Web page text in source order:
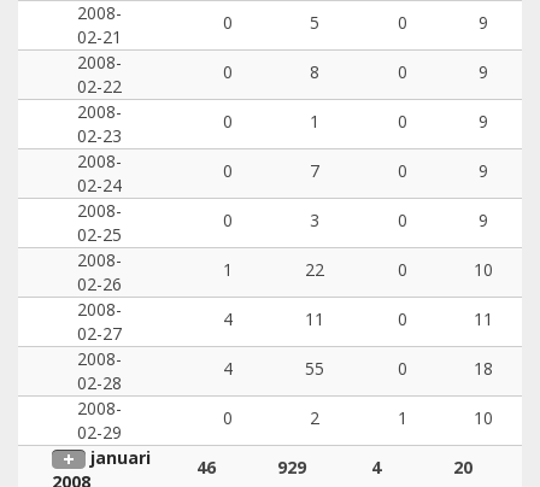
2008-
02-21
0 5 0
9
2008-
02-22
0 8 0
9
2008-
02-23
0 1 0
9
2008-
02-24
0 7 0
9
2008-
02-25
0 3 0
9
2008-
02-26
1 22 0
10
2008-
02-27
4 11 0
11
2008-
02-28
4 55 0
18
2008-
02-29
0 2 1
10
januari
2008
46 929 4 20